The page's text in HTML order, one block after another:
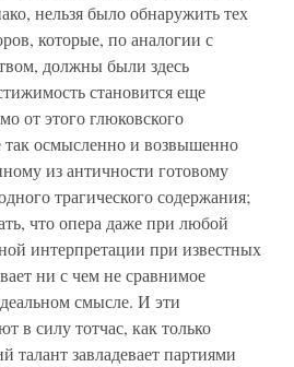
нельзя было обнаружить тех
которые, по аналогии с
должны были здесь
становится еще
от этого глюковского
так осмысленно и возвышенно
из античности готовому
трагического содержания;
что опера даже при любой
интерпретации при известных
ни с чем не сравнимое
смысле. И эти
в силу тотчас, как только
талант завладевает партиями